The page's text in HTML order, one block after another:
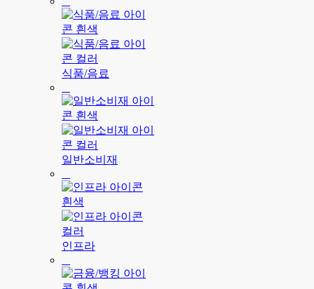
식품/음료
일반소비재
인프라